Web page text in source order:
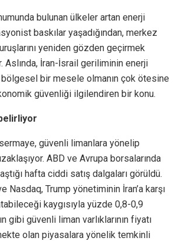
bulunan ülkeler artan enerji
baskılar yaşadığından, merkez
yeniden gözden geçirmek
Aslında, İran-İsrail geriliminin enerji
bir mesele olmanın çok ötesine
güvenliği ilgilendiren bir konu.
güvenli limanlara yönelip
ABD ve Avrupa borsalarında
hafta ciddi satış dalgaları görüldü.
Nasdaq, Trump yönetiminin İran’a karşı
kaygısıyla yüzde 0,8-0,9
gibi güvenli liman varlıklarının fiyatı
olan piyasalara yönelik temkinli